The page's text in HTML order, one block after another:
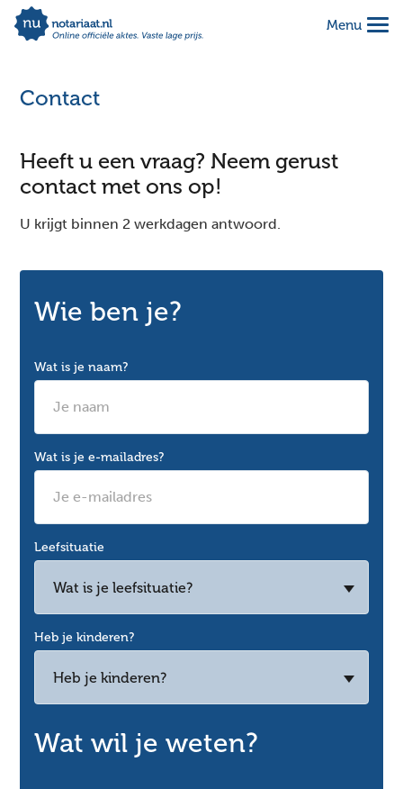
Menu
Alles geregeld voor 1 vaste prijs
Complete notariële akte
Contact
Heeft u een vraag? Neem gerust
contact met ons op!
U krijgt binnen 2 werkdagen antwoord.
Wie ben je?
Wat is je naam?
Wat is je e-mailadres?
Leefsituatie
Wat is je leefsituatie?
Heb je kinderen?
Heb je kinderen?
Wat wil je weten?